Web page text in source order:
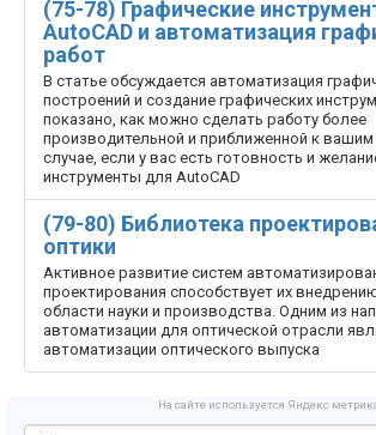
(75-78) Графические
AutoCAD и автоматизация
работ
В статье обсуждается автоматизация
построений и создание графических
показано, как можно сделать работу более
производительной и приближенной к
случае, если у вас есть готовность и
инструменты для AutoCAD
(79-80) Библиотека
оптики
Активное развитие систем
проектирования способствует их
области науки и производства. Одним из
автоматизации для оптической отрасли
автоматизации оптического выпуска
На сайте используется Яндекс